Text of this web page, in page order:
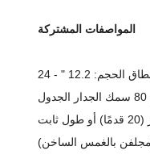
المواصفات المشتركة